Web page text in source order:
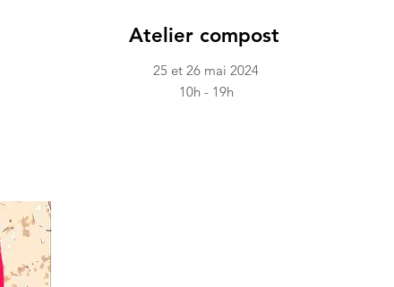
Atelier compost
25 et 26 mai 2024
10h - 19h